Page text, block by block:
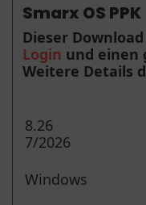
Smarx OS PPK
Dieser
Login und einen
Weitere Details
8.26
7/2026
Windows